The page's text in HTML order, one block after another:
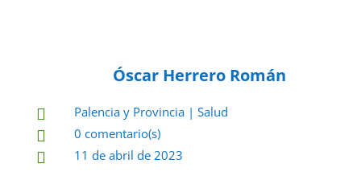
Óscar Herrero Román
 Palencia y Provincia| Salud
 0 comentario(s)
 11 de abril de 2023